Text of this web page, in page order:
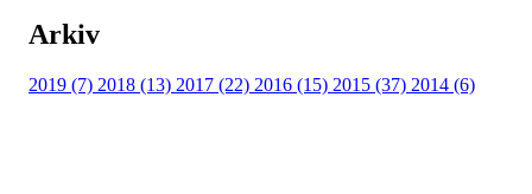
Arkiv
2019 (7) 2018 (13) 2017 (22) 2016 (15) 2015 (37) 2014 (6)